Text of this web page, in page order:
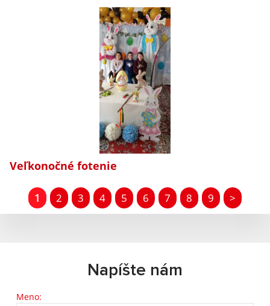
Veľkonočné fotenie
1 2 3 4 5 6 7 8 9 >
Napíšte nám
Meno: